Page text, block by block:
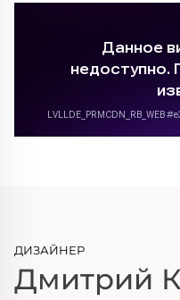
ДИЗАЙНЕР
Дмитрий